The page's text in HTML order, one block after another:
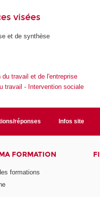
visées
et de synthèse
du travail et de l'entreprise
travail - Intervention sociale
réponses Infos site
FORMATION
formations